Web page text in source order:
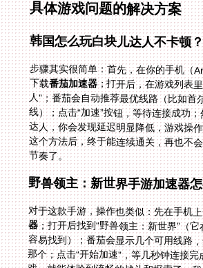
具体游戏问题的解决方案
韩国怎么玩白块儿达人不卡顿？
步骤其实很简单：首先，在你的手机（
下载番茄加速器；打开后，在游戏列表
人”；番茄会自动推荐最优线路
线）；点击“加速”按钮，等待连接
达人，你会发现延迟明显降低，游
这个方法后，终于能连续通关，再
节奏了。
野兽领主：新世界手游加速器
对于这款手游，操作也类似：先在手机
器；打开后找到“野兽领主：新世界”（
容易找到）；番茄会显示几个可用线路
那个；点击“开始加速”，等几秒钟连接
戏，就能体验到流畅的战斗和探索了。
款游戏时，即使在韩国的咖啡厅里，也